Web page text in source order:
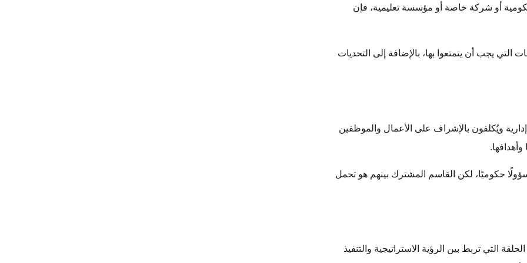
أو شركة خاصة أو مؤسسة تعليمية، فإن
يجب أن يتمتعوا بها، بالإضافة إلى التحديات
ويُكلفون بالإشراف على الأعمال والموظفين
حكوميًا، لكن القاسم المشترك بينهم هو تحمل
التي تربط بين الرؤية الاستراتيجية والتنفيذ